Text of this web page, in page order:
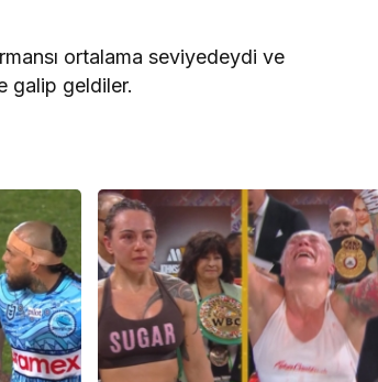
ortalama seviyedeydi ve
galip geldiler.